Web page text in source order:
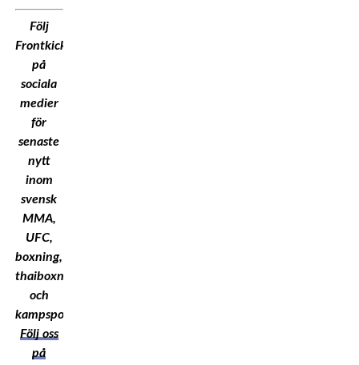
Följ
Frontkick.Online
på
sociala
medier
för
senaste
nytt
inom
svensk
MMA,
UFC,
boxning,
thaiboxning
och
kampsport!
Följ oss
på